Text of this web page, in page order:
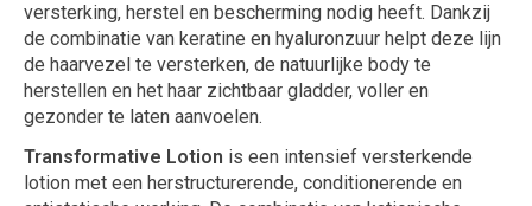
versterking, herstel en bescherming nodig heeft. Dankzij
de combinatie van keratine en hyaluronzuur helpt deze lijn
de haarvezel te versterken, de natuurlijke body te
herstellen en het haar zichtbaar gladder, voller en
gezonder te laten aanvoelen.
Transformative Lotion is een intensief versterkende
lotion met een herstructurerende, conditionerende en